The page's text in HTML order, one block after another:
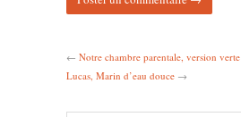
← Notre chambre parentale, version verte
Lucas, Marin d’eau douce →